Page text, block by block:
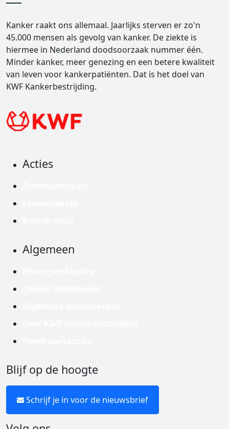
Kanker raakt ons allemaal. Jaarlijks sterven er zo'n
45.000 mensen als gevolg van kanker. De ziekte is
hiermee in Nederland doodsoorzaak nummer één.
Minder kanker, meer genezing en een betere kwaliteit
van leven voor kankerpatiënten. Dat is het doel van
KWF Kankerbestrijding.
Acties
Algemeen
Blijf op de hoogte
Schrijf je in voor de nieuwsbrief